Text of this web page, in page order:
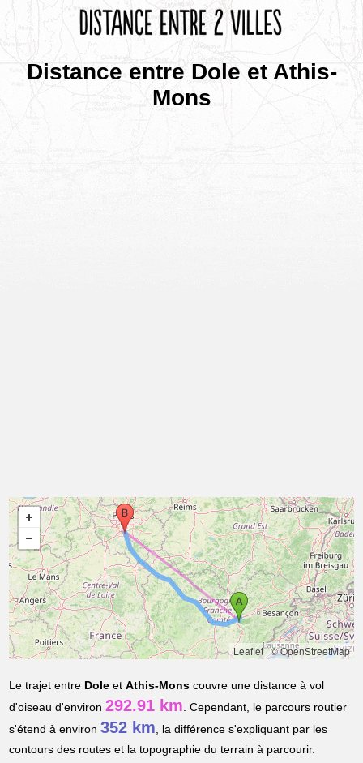
Distance entre Dole et Athis-
Mons
Leaflet|© OpenStreetMap
Le trajet entre Dole etAthis-Mons couvre une distance à vol
d'oiseau d'environ292.91 km. Cependant, le parcours routier
s'étend à environ352 km, la différence s'expliquant par les
contours des routes et la topographie du terrain à parcourir.